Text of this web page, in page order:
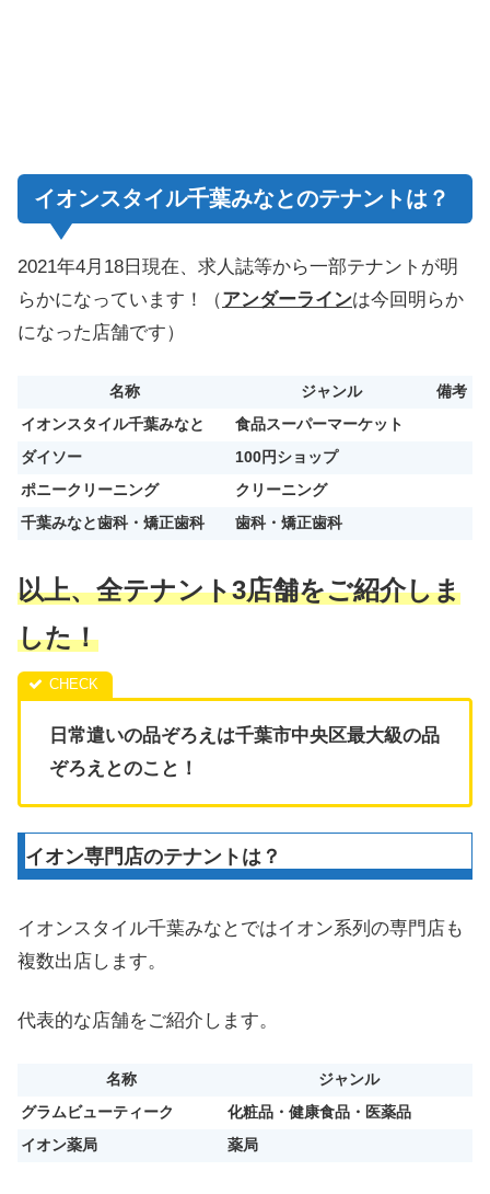
イオンスタイル千葉みなとのテナントは？
2021年4月18日現在、求人誌等から一部テナントが明
らかになっています！（アンダーラインは今回明らか
になった店舗です）
名称 ジャンル
備考
イオンスタイル千葉みなと
食品スーパーマーケット
ダイソー
100円ショップ
ポニークリーニング
クリーニング
千葉みなと歯科・矯正歯科
歯科・矯正歯科
以上、全テナント3店舗をご紹介しま
した！
日常遣いの品ぞろえは千葉市中央区最大級の品
ぞろえとのこと！
イオン専門店のテナントは？
イオンスタイル千葉みなとではイオン系列の専門店も
複数出店します。
代表的な店舗をご紹介します。
名称
ジャンル
グラムビューティーク
化粧品・健康食品・医薬品
イオン薬局
薬局